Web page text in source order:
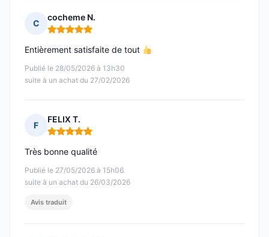
C
cocheme N.
Note : 5 sur 5
Publié le 28/05/2026 à 13h30
suite à un achat du 27/02/2026
Entièrement satisfaite de tout
F
FELIX T.
Note : 5 sur 5
Publié le 27/05/2026 à 15h06
suite à un achat du 26/03/2026
Très bonne qualité
Avis traduit